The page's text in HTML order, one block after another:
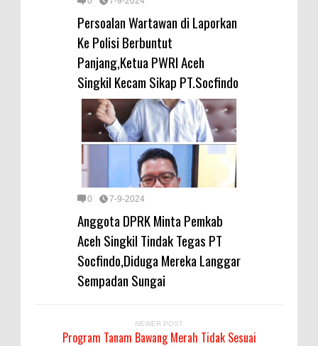
Persoalan Wartawan di Laporkan
Ke Polisi Berbuntut
Panjang,Ketua PWRI Aceh
Singkil Kecam Sikap PT.Socfindo
0 7-9-2024
Anggota DPRK Minta Pemkab
Aceh Singkil Tindak Tegas PT
Socfindo,Diduga Mereka Langgar
Sempadan Sungai
NEWER POST
Program Tanam Bawang Merah Tidak Sesuai